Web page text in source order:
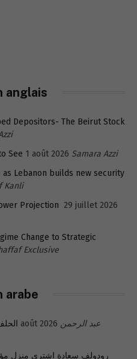
anglais
Depositors- The Beirut Stock
See 1 août 2026 Samara Azzi
Lebanon builds new security
Kanli
Projection 29 juillet 2026
Change to Strategic
Exclusive
arabe
9 août 2026 عبد الرحمن